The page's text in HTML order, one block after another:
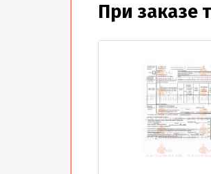
При заказе